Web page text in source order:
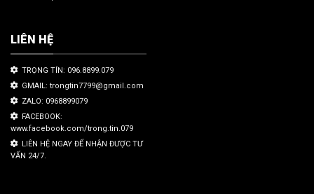
LIÊN HỆ
TRỌNG TÍN: 096.8899.079
GMAIL: trongtin7799@gmail.com
ZALO: 0968899079
FACEBOOK:
www.facebook.com/trong.tin.079
LIÊN HỆ NGAY ĐỂ NHẬN ĐƯỢC TƯ
VẤN 24/7.